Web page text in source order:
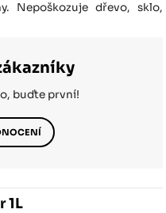
Nepoškozuje dřevo, sklo,
buďte první!
1L